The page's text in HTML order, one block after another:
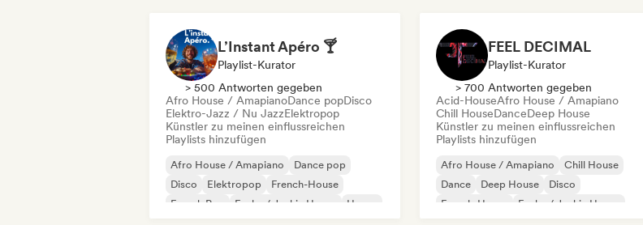
L’Instant Apéro 🍸
Playlist-Kurator
> 500 Antworten gegeben
Afro House / AmapianoDance popDisco
Elektro-Jazz / Nu JazzElektropop
Künstler zu meinen einflussreichen
Playlists hinzufügen
Afro House / Amapiano
Dance pop
Disco
Elektropop
French-House
French Pop
Funky / Jackin House House
FEEL DECIMAL
Playlist-Kurator
> 700 Antworten gegeben
Acid-HouseAfro House / Amapiano
Chill HouseDanceDeep House
Künstler zu meinen einflussreichen
Playlists hinzufügen
Afro House / Amapiano
Chill House
Dance
Deep House
Disco
French-House
Funky / Jackin House